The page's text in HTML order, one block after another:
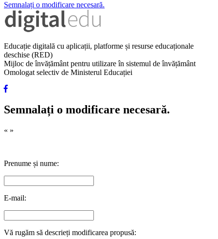
Semnalați o modificare necesară.
Educație digitală cu aplicații, platforme și resurse educaționale
deschise (RED)
Mijloc de învățământ pentru utilizare în sistemul de învățământ
Omologat selectiv de Ministerul Educației
Semnalați o modificare necesară.
« »
Prenume și nume:
E-mail:
Vă rugăm să descrieți modificarea propusă: